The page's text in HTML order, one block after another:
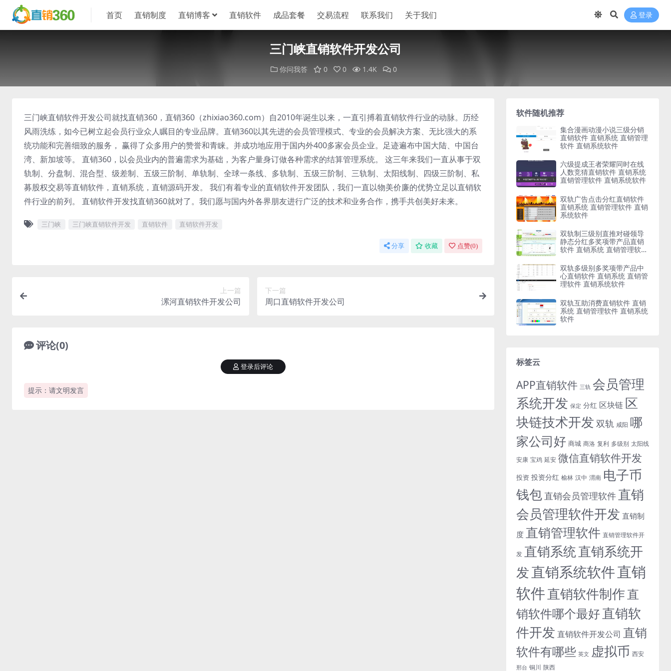
首页 直销制度 直销博客 直销软件 成品套餐 交易流程 联系我们 关于我们 登录
三门峡直销软件开发公司
你问我答 0 0 1.4K 0
三门峡直销软件开发公司就找直销360，直销360（zhixiao360.com）自2010年诞生以来，一直引搏着直销软件行业的动脉。历经
风雨洗练，如今已树立起会员行业众人瞩目的专业品牌。直销360以其先进的会员管理模式、专业的会员解决方案、无比强大的系
统功能和完善细致的服务， 赢得了众多用户的赞誉和青睐。并成功地应用于国内外400多家会员企业。足迹遍布中国大陆、中国台
湾、新加坡等。 直销360，以会员业内的普遍需求为基础，为客户量身订做各种需求的结算管理系统。 这三年来我们一直从事于双
轨制、分盘制、混合型、级差制、五级三阶制、单轨制、全球一条线、多轨制、五级三阶制、三轨制、太阳线制、四级三阶制、私
募股权交易等直销软件，直销系统，直销源码开发。 我们有着专业的直销软件开发团队，我们一直以物美价廉的优势立足以直销软
件行业的前列。 直销软件开发找直销360就对了。我们愿与国内外各界朋友进行广泛的技术和业务合作，携手共创美好未来。
三门峡 三门峡直销软件开发 直销软件 直销软件开发
分享 收藏 点赞(0)
上一篇
漯河直销软件开发公司
下一篇
周口直销软件开发公司
评论(0)
提示：请文明发言
登录后评论
软件随机推荐
集合漫画动漫小说三级分销
直销软件 直销系统 直销管理
软件 直销系统软件
六级提成王者荣耀同时在线
人数竞猜直销软件 直销系统
直销管理软件 直销系统软件
双轨广告点击分红直销软件
直销系统 直销管理软件 直销
系统软件
双轨制三级别直推对碰领导
静态分红多奖项带产品直销
软件 直销系统 直销管理软件
双轨多级别多奖项带产品中
心直销软件 直销系统 直销管
理软件 直销系统软件
双轨互助消费直销软件 直销
系统 直销管理软件 直销系统
软件
标签云
APP直销软件 三轨 会员管理
系统开发 保定 分红 区块链 区
块链技术开发 双轨 咸阳 哪
家公司好 商城 商洛 复利 多级别 太阳线
安康 宝鸡 延安 微信直销软件开发
投资 投资分红 榆林 汉中 渭南 电子币
钱包 直销会员管理软件 直销
会员管理软件开发 直销制
度 直销管理软件 直销管理软件开
发 直销系统直销系统开
发直销系统软件直销
软件直销软件制作直
销软件哪个最好直销软
件开发 直销软件开发公司 直销
软件有哪些 英文 虚拟币 西安
邢台 铜川 陕西